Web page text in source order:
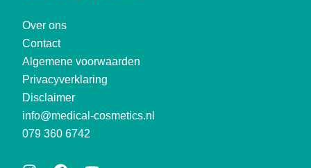
Over ons
Contact
Algemene voorwaarden
Privacyverklaring
Disclaimer
info@medical-cosmetics.nl
079 360 6742